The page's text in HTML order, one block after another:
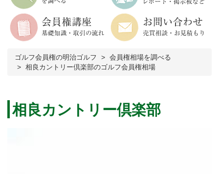
ゴルフ会員権の明治ゴルフ
会員権相場を調べる
相良カントリー倶楽部のゴルフ会員権相場
相良カントリー倶楽部